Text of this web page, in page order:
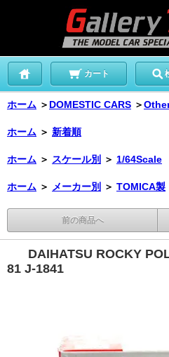
カート
ホーム ＞ DOMESTIC CARS ＞
ホーム ＞ 新着順
ホーム ＞ スケール別 ＞ 1/64Scale
ホーム ＞ メーカー別 ＞ TOMICA製
前の商品へ
DAIHATSU ROCKY
81 J-1841